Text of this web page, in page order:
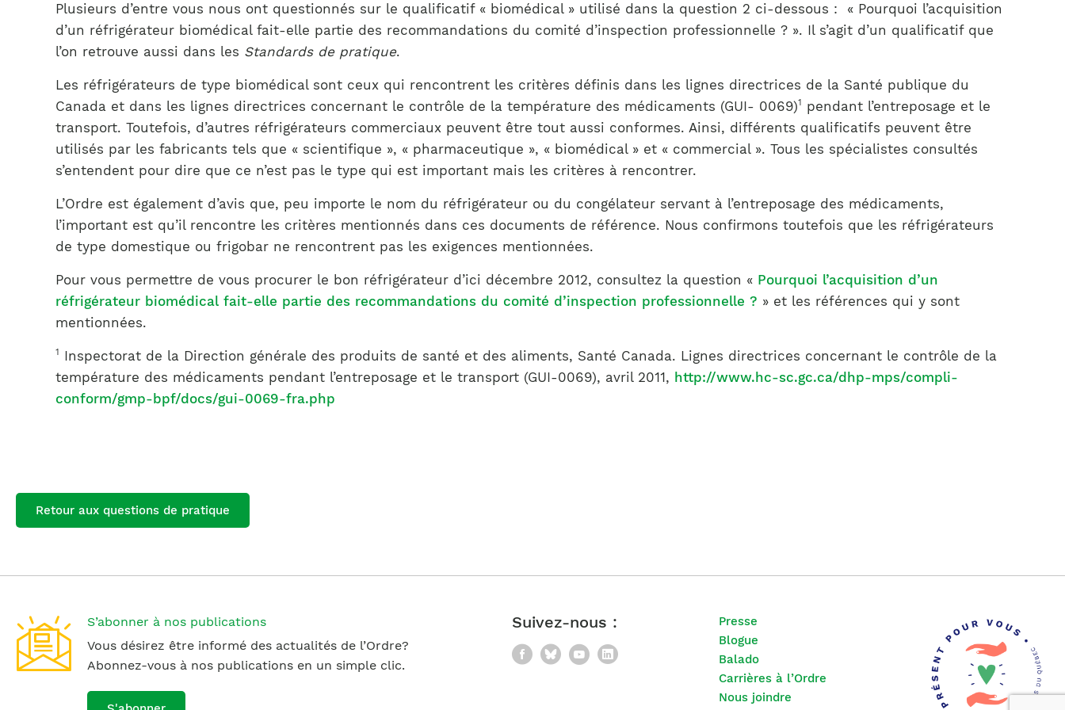
France)
Notre équipe
Plusieurs d’entre vous nous ont questionnés sur le qualificatif « biomédical » utilisé dans la question 2 ci-dessous : « Pourquoi l’acquisition
d’un réfrigérateur biomédical fait-elle partie des recommandations du comité d’inspection professionnelle ? ». Il s’agit d’un qualificatif que
l’on retrouve aussi dans les Standards de pratique.
Les réfrigérateurs de type biomédical sont ceux qui rencontrent les critères définis dans les lignes directrices de la Santé publique du
Canada et dans les lignes directrices concernant le contrôle de la température des médicaments (GUI- 0069)1
pendant l’entreposage et le
transport. Toutefois, d’autres réfrigérateurs commerciaux peuvent être tout aussi conformes. Ainsi, différents qualificatifs peuvent être
utilisés par les fabricants tels que « scientifique », « pharmaceutique », « biomédical » et « commercial ». Tous les spécialistes consultés
s’entendent pour dire que ce n’est pas le type qui est important mais les critères à rencontrer.
L’Ordre est également d’avis que, peu importe le nom du réfrigérateur ou du congélateur servant à l’entreposage des médicaments,
l’important est qu’il rencontre les critères mentionnés dans ces documents de référence. Nous confirmons toutefois que les réfrigérateurs
de type domestique ou frigobar ne rencontrent pas les exigences mentionnées.
Pour vous permettre de vous procurer le bon réfrigérateur d’ici décembre 2012, consultez la question « Pourquoi l’acquisition d’un
réfrigérateur biomédical fait-elle partie des recommandations du comité d’inspection professionnelle ? » et les références qui y sont
mentionnées.
1
Inspectorat de la Direction générale des produits de santé et des aliments, Santé Canada. Lignes directrices concernant le contrôle de la
température des médicaments pendant l’entreposage et le transport (GUI-0069), avril 2011, http://www.hc-sc.gc.ca/dhp-mps/compli-
conform/gmp-bpf/docs/gui-0069-fra.php
Retour aux questions de pratique
S’abonner à nos publications
Vous désirez être informé des actualités de l’Ordre?
Abonnez-vous à nos publications en un simple clic.
Suivez-nous :
Facebook
BlueskyYouTube
LinkedIn
Presse
Blogue
Balado
Carrières à l’Ordre
Nous joindre